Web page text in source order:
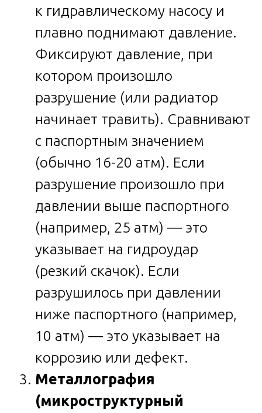
к гидравлическому насосу и
плавно поднимают давление.
Фиксируют давление, при
котором произошло
разрушение (или радиатор
начинает травить). Сравнивают
с паспортным значением
(обычно 16-20 атм). Если
разрушение произошло при
давлении выше паспортного
(например, 25 атм) — это
указывает на гидроудар
(резкий скачок). Если
разрушилось при давлении
ниже паспортного (например,
10 атм) — это указывает на
коррозию или дефект.
Металлография
(микроструктурный